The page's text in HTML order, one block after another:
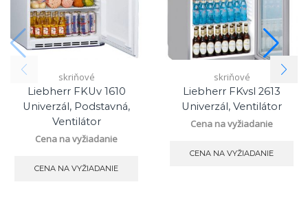
skriňové
Liebherr FKUv 1610
Univerzál, Podstavná,
Ventilátor
Cena na vyžiadanie
CENA NA VYŽIADANIE
skriňové
Liebherr FKvsl 2613
Univerzál, Ventilátor
Cena na vyžiadanie
CENA NA VYŽIADANIE